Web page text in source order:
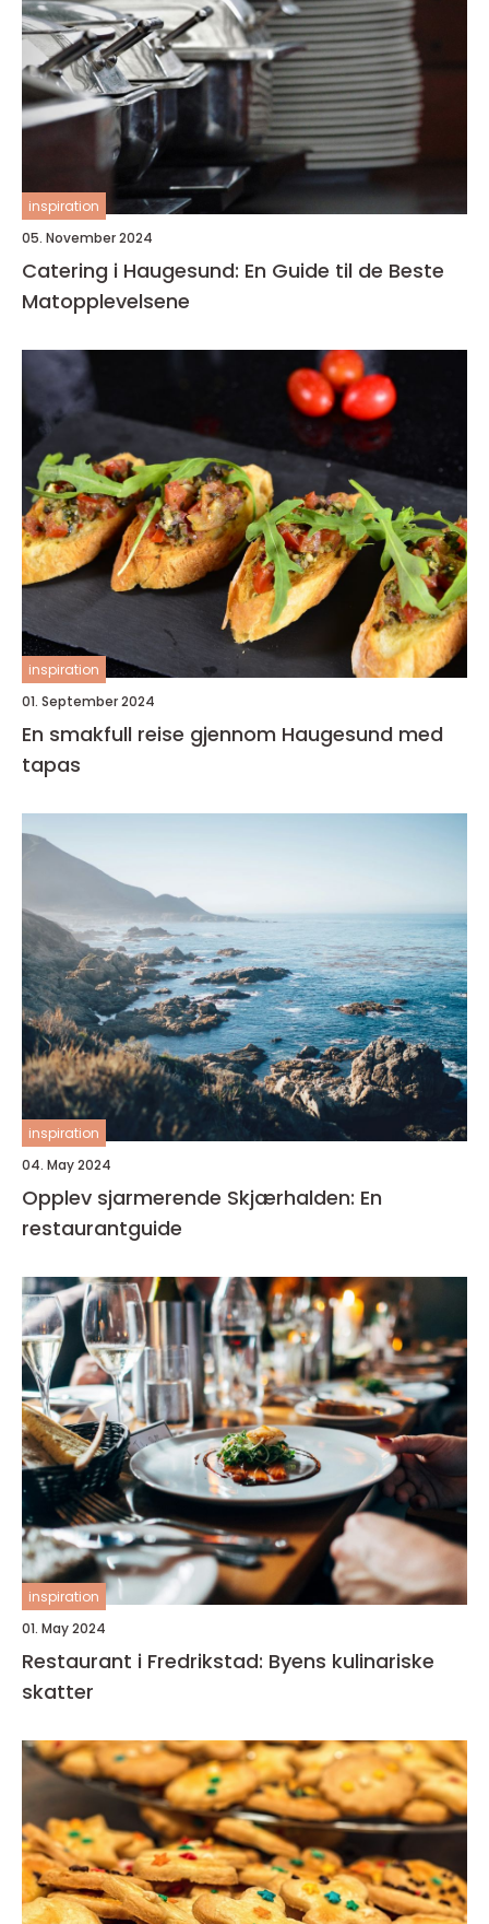
inspiration
05. November 2024
Catering i Haugesund: En Guide til de Beste
Matopplevelsene
inspiration
01. September 2024
En smakfull reise gjennom Haugesund med
tapas
inspiration
04. May 2024
Opplev sjarmerende Skjærhalden: En
restaurantguide
inspiration
01. May 2024
Restaurant i Fredrikstad: Byens kulinariske
skatter